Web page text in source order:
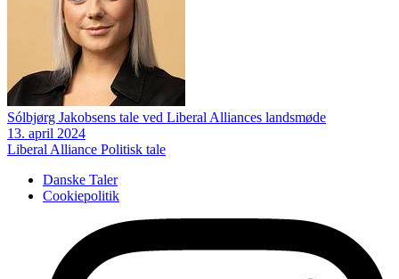
Sólbjørg Jakobsens tale ved Liberal Alliances landsmøde
13. april 2024
Liberal Alliance Politisk tale
Danske Taler
Cookiepolitik